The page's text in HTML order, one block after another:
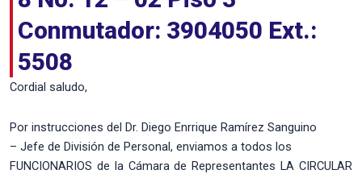
Conmutador: 3904050 Ext.:
5508
Cordial saludo,
Por instrucciones del Dr. Diego Enrrique Ramírez Sanguino
– Jefe de División de Personal, enviamos a todos los
FUNCIONARIOS de la Cámara de Representantes LA CIRCULAR